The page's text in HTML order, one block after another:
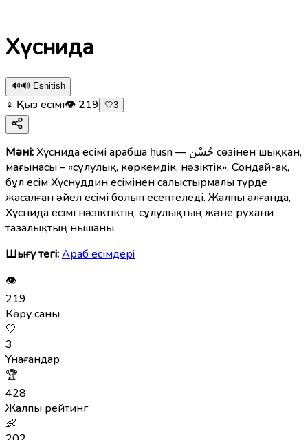
Хүснида
🔊🔊 Eshitish
♀ Қыз есімі👁 219 🤍3
Мәні:Хүснида есімі арабша ḥusn — حُسْن сөзінен шыққан,
мағынасы – «сұлулық, көркемдік, нәзіктік». Сондай-ақ,
бұл есім Хүснуддин есімінен салыстырмалы түрде
жасалған әйел есімі болып есептеледі. Жалпы алғанда,
Хүснида есімі нәзіктіктің, сұлулықтың және рухани
тазалықтың нышаны.
Шығу тегі:Араб есімдерi
👁
219
Көру саны
🤍
3
Ұнағандар
🏆
428
Жалпы рейтинг
👶